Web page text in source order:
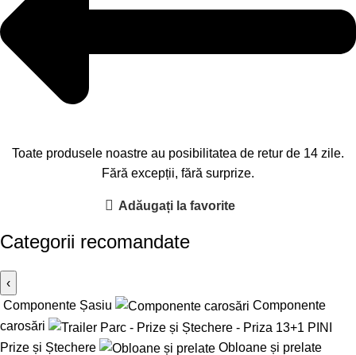
Toate produsele noastre au posibilitatea de retur de 14 zile.
Fără excepții, fără surprize.
Adăugați la favorite
Categorii recomandate
‹
Componente Șasiu
Componente
carosări
Prize și Ștechere
Obloane și prelate